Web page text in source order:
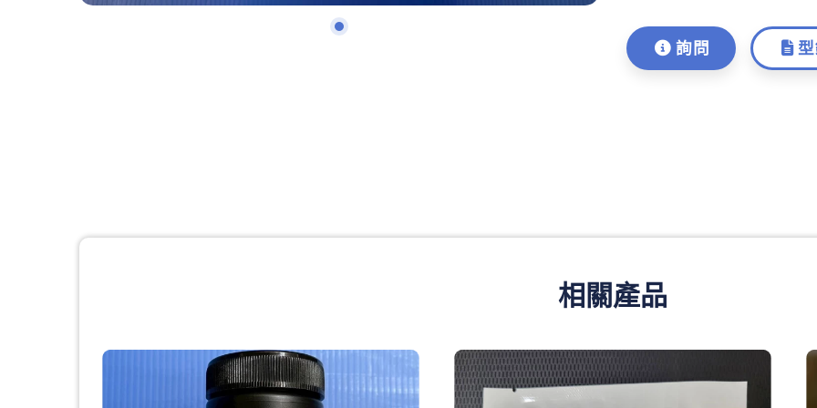
詢問
相關產品